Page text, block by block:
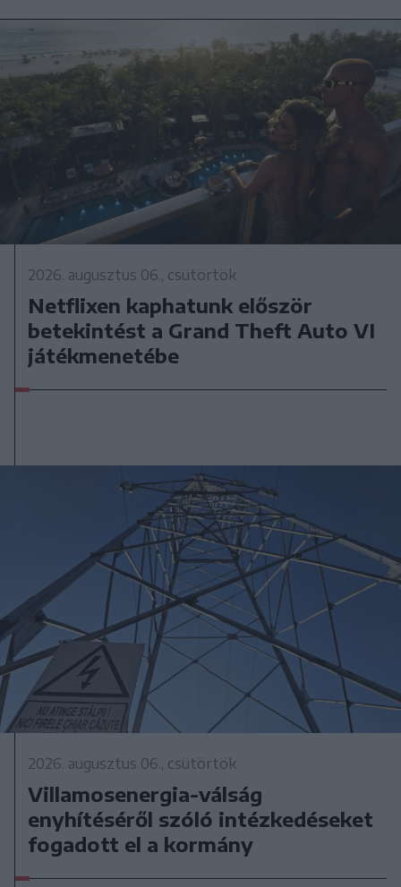
2026. augusztus 06., csütörtök
Netflixen kaphatunk először
betekintést a Grand Theft Auto VI
játékmenetébe
2026. augusztus 06., csütörtök
Villamosenergia-válság
enyhítéséről szóló intézkedéseket
fogadott el a kormány